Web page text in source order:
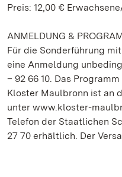
Preis: 12,00 €
ANMELDUNG &
Für die Sonderführung
eine Anmeldung
– 92 66 10. Das
Kloster Maulbronn ist an
unter www.kloster-
Telefon der Staatlichen
27 70 erhältlich. Der